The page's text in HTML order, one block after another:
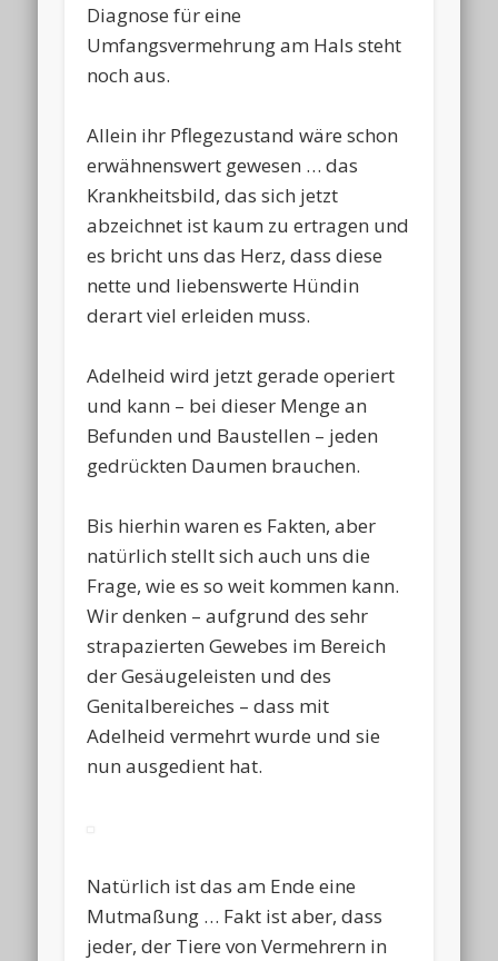
Diagnose für eine
Umfangsvermehrung am Hals steht
noch aus.
Allein ihr Pflegezustand wäre schon
erwähnenswert gewesen … das
Krankheitsbild, das sich jetzt
abzeichnet ist kaum zu ertragen und
es bricht uns das Herz, dass diese
nette und liebenswerte Hündin
derart viel erleiden muss.
Adelheid wird jetzt gerade operiert
und kann – bei dieser Menge an
Befunden und Baustellen – jeden
gedrückten Daumen brauchen.
Bis hierhin waren es Fakten, aber
natürlich stellt sich auch uns die
Frage, wie es so weit kommen kann.
Wir denken – aufgrund des sehr
strapazierten Gewebes im Bereich
der Gesäugeleisten und des
Genitalbereiches – dass mit
Adelheid vermehrt wurde und sie
nun ausgedient hat.
Natürlich ist das am Ende eine
Mutmaßung … Fakt ist aber, dass
jeder, der Tiere von Vermehrern in